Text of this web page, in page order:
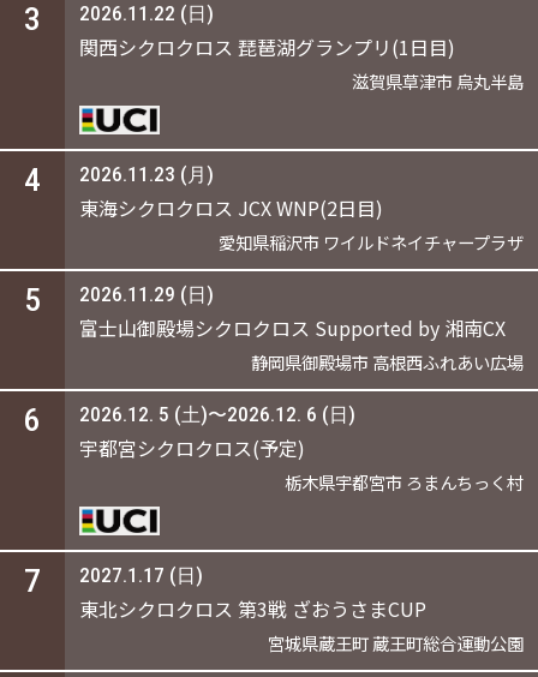
3 2026.11.22 (日)
関西シクロクロス 琵琶湖グランプリ(1日目)
滋賀県草津市 烏丸半島
4 2026.11.23 (月)
東海シクロクロス JCX WNP(2日目)
愛知県稲沢市 ワイルドネイチャープラザ
5 2026.11.29 (日)
富士山御殿場シクロクロス Supported by 湘南CX
静岡県御殿場市 高根西ふれあい広場
6 2026.12. 5 (土)〜2026.12. 6 (日)
宇都宮シクロクロス(予定)
栃木県宇都宮市 ろまんちっく村
7 2027.1.17 (日)
東北シクロクロス 第3戦 ざおうさまCUP
宮城県蔵王町 蔵王町総合運動公園